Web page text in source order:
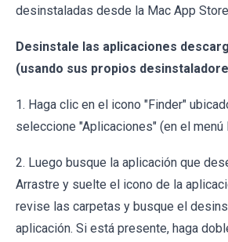
desinstaladas desde la Mac App
Desinstale las aplicaciones
(usando sus propios
1. Haga clic en el icono "Finder"
seleccione "Aplicaciones" (en el menú
2. Luego busque la aplicación que
Arrastre y suelte el icono de la
revise las carpetas y busque el
aplicación. Si está presente, haga